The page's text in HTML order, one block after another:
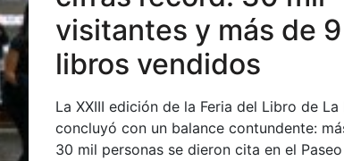
visitantes y más de
libros vendidos
La XXIII edición de la Feria del Libro de La
concluyó con un balance contundente:
30 mil personas se dieron cita en el Paseo